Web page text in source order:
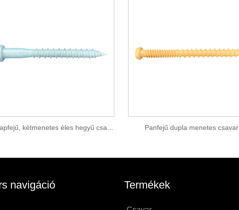
Panfejű dupla menetes csavar
navigáció Termékek